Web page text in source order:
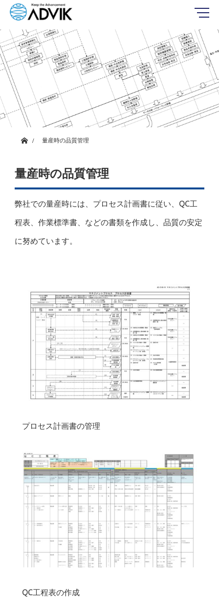
ホーム量産時の品質管理
量産時の品質管理
弊社での量産時には、プロセス計画書に従い、QC工
程表、作業標準書、などの書類を作成し、品質の安定
に努めています。
プロセス計画書の管理
QC工程表の作成